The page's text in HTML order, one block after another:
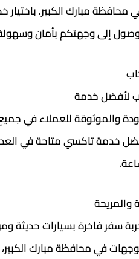
مبارك الكبير. باختيار
وجهتكم بأمان
لأفضل خدمة
والموثوقة للعملاء في
الآن على الرقم 50901617 لتحصل على أفضل خدمة
والمريحة
سفر فاخرة بسيارات حديثة
في محافظة مبارك